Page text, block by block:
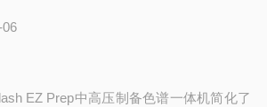
06
EZ Prep中高压制备色谱一体机简化了